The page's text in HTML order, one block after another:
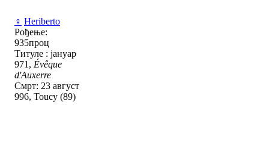
♀ Heriberto
Рођење:
935проц
Титуле : јануар
971, Évêque
d'Auxerre
Смрт: 23 август
996, Toucy (89)